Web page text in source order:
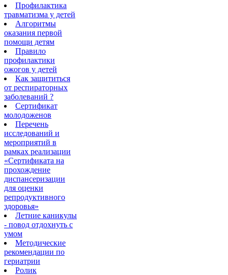
Профилактика
травматизма у детей
Алгоритмы
оказания первой
помощи детям
Правило
профилактики
ожогов у детей
Как защититься
от респираторных
заболеваний ?
Сертификат
молодоженов
Перечень
исследований и
мероприятий в
рамках реализации
«Сертификата на
прохождение
диспансеризации
для оценки
репродуктивного
здоровья»
Летние каникулы
- повод отдохнуть с
умом
Методические
рекомендации по
гериатрии
Ролик